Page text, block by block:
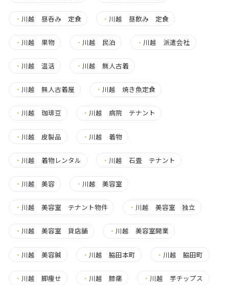
・ 川越 昼呑み 定食 ・ 川越 昼飲み 定食
・ 川越 果物 ・ 川越 民泊 ・ 川越 派遣会社
・ 川越 温活 ・ 川越 無人古着
・ 川越 無人古着屋 ・ 川越 焼き魚定食
・ 川越 珈琲豆 ・ 川越 病院 テナント
・ 川越 皮製品 ・ 川越 着物
・ 川越 着物レンタル ・ 川越 石畳 テナント
・ 川越 美容 ・ 川越 美容室
・ 川越 美容室 テナント物件 ・ 川越 美容室 独立
・ 川越 美容室 貸店舗 ・ 川越 美容室開業
・ 川越 美容鍼 ・ 川越 脇田本町 ・ 川越 脇田町
・ 川越 脚痩せ ・ 川越 膝痛 ・ 川越 芋チップス